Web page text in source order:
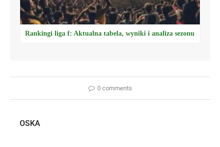
Rankingi liga f: Aktualna tabela, wyniki i analiza sezonu
0 comments
OSKA